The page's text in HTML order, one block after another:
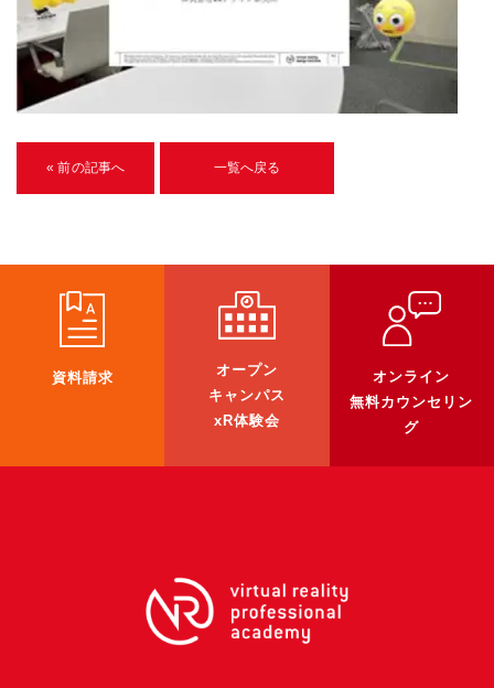
入学案内
受講生紹介
イベント
ブログ
企業向け
《3DGS》
3DGSスキャンサービス
《最新プロダクト》
超体験★販促システム『XR Showcase Hub』2025年4月発売
« 前の記事へ 一覧へ戻る
資料請求
オープン
キャンパス
xR体験会
オンライン
無料カウンセリン
グ